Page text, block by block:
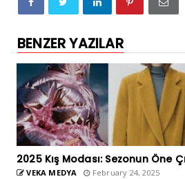
BENZER YAZILAR
2025 Kış Modası: Sezonun Öne
VEKA MEDYA February 24, 2025